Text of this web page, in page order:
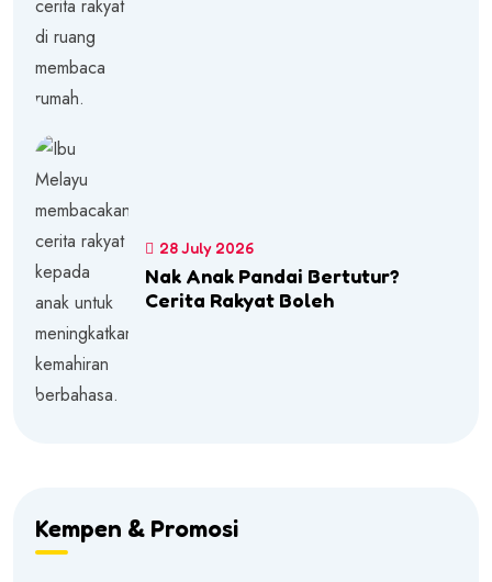
28 July 2026
Nak Anak Pandai Bertutur?
Cerita Rakyat Boleh
Kempen & Promosi